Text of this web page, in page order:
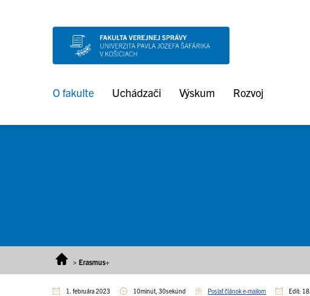
O fakulte Uchádzači Výskum Rozvoj
> Erasmus+
1. februára 2023 10minút, 30sekúnd Poslať článok e-mailom Edit: